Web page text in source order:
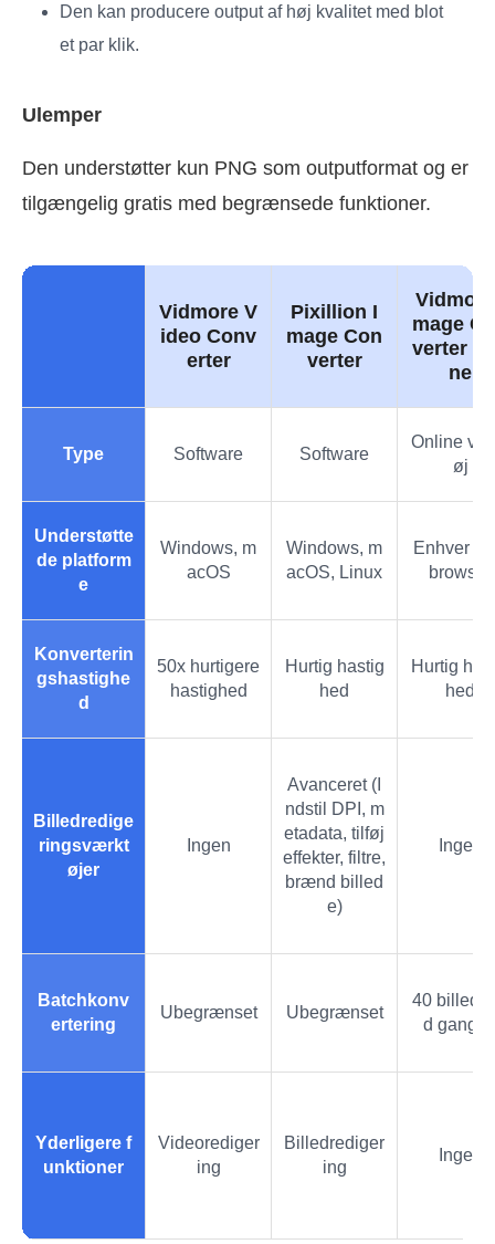
Den kan producere output af høj kvalitet med blot
et par klik.
Ulemper
Den understøtter kun PNG som outputformat og er
tilgængelig gratis med begrænsede funktioner.
Vidmore V
ideo Conv
erter
Pixillion I
mage Con
verter
mage
verter
ne
Type Software Software
Online
øj
Understøtte
de platform
e
Windows, m
acOS
Windows, m
acOS, Linux
Enhver
browser
Konverterin
gshastighe
d
50x hurtigere
hastighed
Hurtig hastig
hed
Hurtig
hed
Billedredige
ringsværkt
øjer
Ingen
Avanceret (I
ndstil DPI, m
etadata, tilføj
effekter, filtre,
brænd billed
e)
Ingen
Batchkonv
ertering
Ubegrænset Ubegrænset
40
d
Yderligere f
unktioner
Videorediger
ing
Billedrediger
ing
Ingen